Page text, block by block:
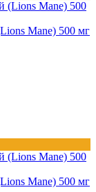
Mane) 500 мг
Mane) 500 мг